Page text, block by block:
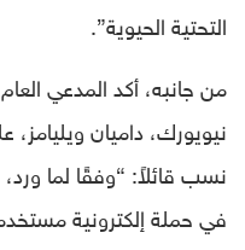
التحتية الحيوية”.
من جانبه، أكد المدعي
نيويورك، داميان
نسب قائلاً: “وفقًا لما
في حملة إلكترونية